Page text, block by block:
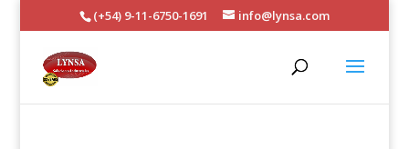
(+54) 9-11-6750-1691 info@lynsa.com